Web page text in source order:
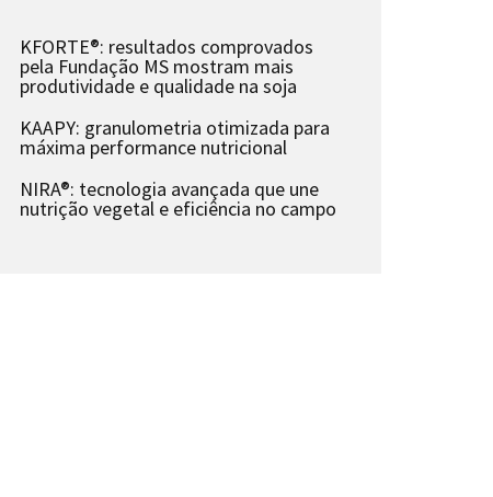
KFORTE®: resultados comprovados
pela Fundação MS mostram mais
produtividade e qualidade na soja
KAAPY: granulometria otimizada para
máxima performance nutricional
NIRA®: tecnologia avançada que une
nutrição vegetal e eficiência no campo